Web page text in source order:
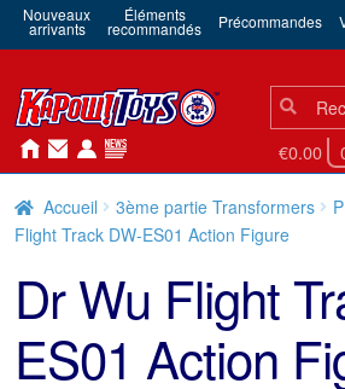
Nouveaux
arrivants
Éléments
recommandés Précommandes
Chercher:
Chercher
€0.00
Accueil 3ème partie Transformers
Flight Track DW-ES01 Action Figure
Dr Wu Flight
ES01 Action